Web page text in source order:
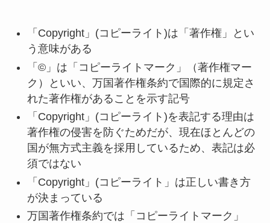
「Copyright」(コピーライト)は「著作権」とい
う意味がある
「©」は「コピーライトマーク」（著作権マー
ク）といい、万国著作権条約で国際的に規定さ
れた著作権があることを示す記号
「Copyright」(コピーライト)を表記する理由は
著作権の侵害を防ぐためだが、現在ほとんどの
国が無方式主義を採用しているため、表記は必
須ではない
「Copyright」(コピーライト」は正しい書き方
が決まっている
万国著作権条約では「コピーライトマーク」